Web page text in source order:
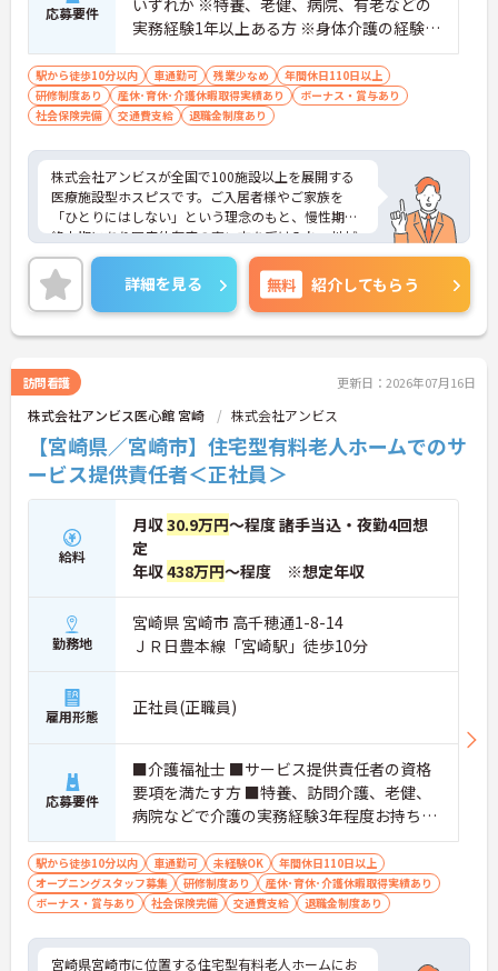
応募要件
実務経験1年以上ある方 ※身体介護の経験年
以上ある方、機械浴の使用の経験のある方
歓迎
駅から徒歩10分以内 車通勤可 残業少なめ
年間休日110日以上
研修制度あり
産休･育休･介護休暇取得実績あり
ボーナス・賞与あり
社会保険完備
交通費支給 退職金制度あり
株式会社アンビスが全国で100施設以上を展開する
医療施設型ホスピスです。ご入居者様やご家族を
「ひとりにはしない」という理念のもと、慢性期や
終末期にあり医療依存度の高い方を受け入れ、地域
医療を支える社会的意義の高い事業を推進していま
す。現場には看護師が24時間常駐しています。急変
時の対応や医療行為は看護師が担当するため、初任
者研修や実務者研修の方も食事介助や入浴介助など
の生活を支えるケアに専念できる環境です。多職種
連携の体制がしっかりと整っています。働き方の面
では、夜勤明けの翌日が原則として公休となるほ
か、月平均の残業時間も5時間から7時間程度とかな
り少なめです。常勤スタッフの比率が90パーセント
を超えているため急な勤務変更が発生しにくく、あ
らかじめ決められた訪問予定表に沿って規則正しく
働けます。入職後は現場スタッフによるお一人おひ
とりに合わせた個別のOJT研修が実施されます。eラ
ーニングも導入されており、多職種と連携しながら
専門性を着実に深めていける環境が用意されていま
★おすすめPOINT★
＜個別ＯＪＴとチーム連携で着実に成長！＞
・入職後はお一人おひとりの習熟度に合わせた個別
のＯＪＴ研修を実施し、ｅラーニングを用いた学習
の機会も提供されます
・施設内には看護師が24時間常駐しており、急変時
・介護スタッフと看護スタッフの比率が1対1で相談
しやすく、初任者研修や実務者研修からでも着実に
専門性を高められます
・常勤で働くスタッフの比率が90パーセント以上と
高く、急なシフト変更や無理な長時間勤務が発生し
にくい人員体制です
・訪問スケジュールに沿って施設内でのケアを行う
ため、月平均の残業時間は5時間から7時間程度とか
なり少なめに抑えられます
詳細を見る 無料 紹介してもらう
訪問看護 更新日：2026年07月16日
株式会社アンビス医心館 宮崎 株式会社アンビス
【宮崎県／宮崎市】住宅型有料老人ホームでのサ
ービス提供責任者＜正社員＞
給料
月収30.9万円～程度 諸手当込・夜勤4回想
定
年収438万円～程度 ※想定年収
勤務地
宮崎県 宮崎市 高千穂通1-8-14
ＪＲ日豊本線「宮崎駅」徒歩10分
雇用形態 正社員(正職員)
応募要件
■介護福祉士 ■サービス提供責任者の資格
要項を満たす方 ■特養、訪問介護、老健、
病院などで介護の実務経験3年程度お持ちの
方 ※サービス提供責任者未経験も可（サ責
未経験スタートの実績多数）
駅から徒歩10分以内 車通勤可 未経験OK
年間休日110日以上
オープニングスタッフ募集
研修制度あり
産休･育休･介護休暇取得実績あり
ボーナス・賞与あり
社会保険完備 交通費支給 退職金制度あり
宮崎県宮崎市に位置する住宅型有料老人ホームにお